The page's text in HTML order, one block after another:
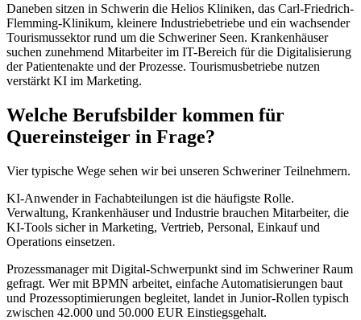
Daneben sitzen in Schwerin die Helios Kliniken, das Carl-Friedrich-
Flemming-Klinikum, kleinere Industriebetriebe und ein wachsender
Tourismussektor rund um die Schweriner Seen. Krankenhäuser
suchen zunehmend Mitarbeiter im IT-Bereich für die Digitalisierung
der Patientenakte und der Prozesse. Tourismusbetriebe nutzen
verstärkt KI im Marketing.
Welche Berufsbilder kommen für
Quereinsteiger in Frage?
Vier typische Wege sehen wir bei unseren Schweriner Teilnehmern.
KI-Anwender in Fachabteilungen ist die häufigste Rolle.
Verwaltung, Krankenhäuser und Industrie brauchen Mitarbeiter, die
KI-Tools sicher in Marketing, Vertrieb, Personal, Einkauf und
Operations einsetzen.
Prozessmanager mit Digital-Schwerpunkt sind im Schweriner Raum
gefragt. Wer mit BPMN arbeitet, einfache Automatisierungen baut
und Prozessoptimierungen begleitet, landet in Junior-Rollen typisch
zwischen 42.000 und 50.000 EUR Einstiegsgehalt.